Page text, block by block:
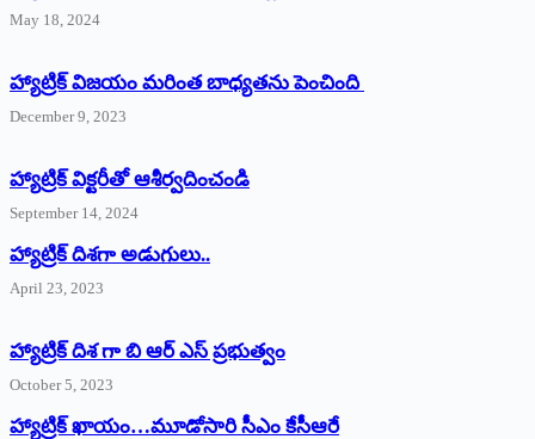
May 18, 2024
హ్యాట్రిక్ విజయం మరింత బాధ్యతను పెంచింది
December 9, 2023
హ్యాట్రిక్‌ ‌విక్టరీతో ఆశీర్వదించండి
September 14, 2024
‌హ్యాట్రిక్‌ ‌దిశగా అడుగులు..
April 23, 2023
హ్యాట్రిక్ దిశ గా బి ఆర్ ఎస్ ప్రభుత్వం
October 5, 2023
హ్యాట్రిక్‌ ‌ఖాయం…మూడోసారి సీఎం కేసీఆరే